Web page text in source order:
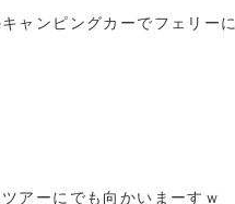
ャンピングカーでフェリーに
アーにでも向かいまーすｗ